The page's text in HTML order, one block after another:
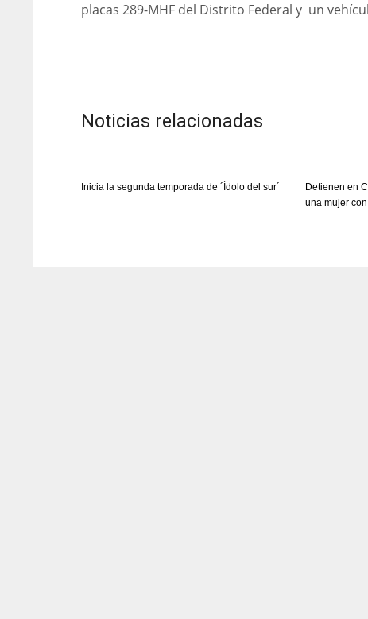
placas 289-MHF del Distrito Federal y un
Noticias relacionadas
Inicia la segunda temporada de ´Ídolo del sur´
Detienen en
una mujer